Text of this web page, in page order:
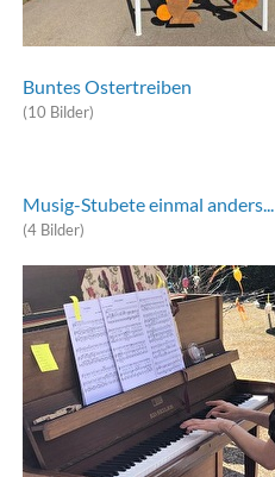
Buntes Ostertreiben
(10 Bilder)
Musig-Stubete einmal anders...
(4 Bilder)